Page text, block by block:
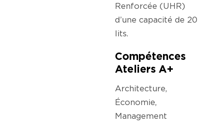
Renforcée (UHR)
d’une capacité de 20
lits.
Compétences
Ateliers A+
Architecture,
Économie,
Management